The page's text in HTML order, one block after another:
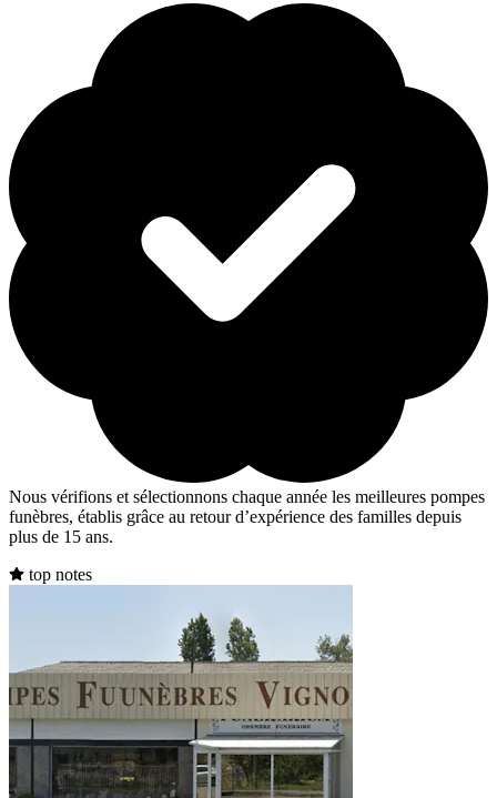
Nous vérifions et sélectionnons chaque année les meilleures pompes
funèbres, établis grâce au retour d’expérience des familles depuis
plus de 15 ans.
top notes